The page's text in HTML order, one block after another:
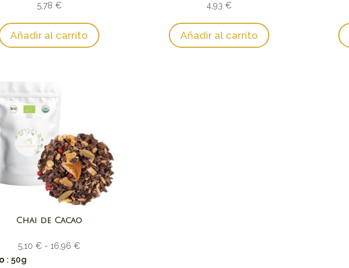
5,78 €
Añadir al carrito
4,93 €
Añadir al carrito
Chai de Cacao
5,10€ - 16,96€Rango
: 50g